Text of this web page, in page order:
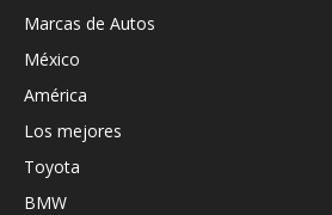
Marcas de Autos
México
América
Los mejores
Toyota
BMW